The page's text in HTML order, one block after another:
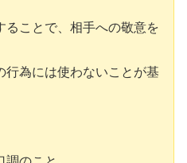
ることで、相手への敬意を
行為には使わないことが基